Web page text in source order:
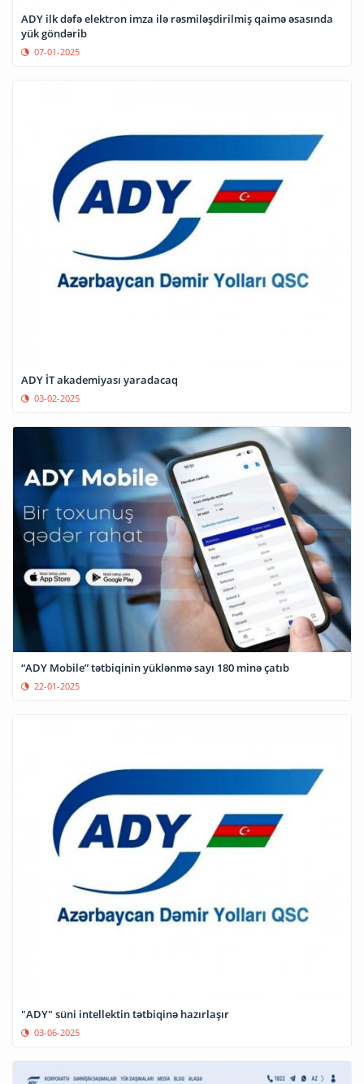
ADY ilk dəfə elektron imza ilə rəsmiləşdirilmiş qaimə əsasında
yük göndərib
07-01-2025
ADY İT akademiyası yaradacaq
03-02-2025
“ADY Mobile” tətbiqinin yüklənmə sayı 180 minə çatıb
22-01-2025
"ADY" süni intellektin tətbiqinə hazırlaşır
03-06-2025